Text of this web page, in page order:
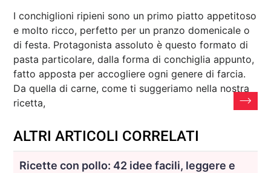
I conchiglioni ripieni sono un primo piatto appetitoso
e molto ricco, perfetto per un pranzo domenicale o
di festa. Protagonista assoluto è questo formato di
pasta particolare, dalla forma di conchiglia appunto,
fatto apposta per accogliere ogni genere di farcia.
Da quella di carne, come ti suggeriamo nella nostra
ricetta,
ALTRI ARTICOLI CORRELATI
Ricette con pollo: 42 idee facili, leggere e